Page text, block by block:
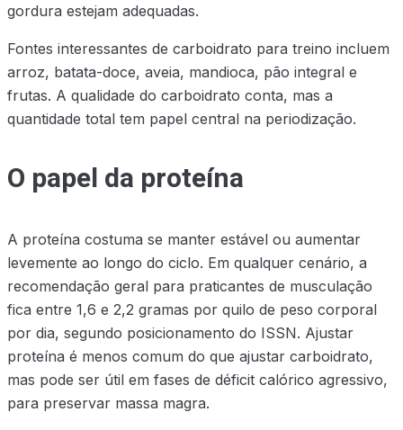
gordura estejam adequadas.
Fontes interessantes de carboidrato para treino incluem
arroz, batata-doce, aveia, mandioca, pão integral e
frutas. A qualidade do carboidrato conta, mas a
quantidade total tem papel central na periodização.
O papel da proteína
A proteína costuma se manter estável ou aumentar
levemente ao longo do ciclo. Em qualquer cenário, a
recomendação geral para praticantes de musculação
fica entre 1,6 e 2,2 gramas por quilo de peso corporal
por dia, segundo posicionamento do ISSN. Ajustar
proteína é menos comum do que ajustar carboidrato,
mas pode ser útil em fases de déficit calórico agressivo,
para preservar massa magra.